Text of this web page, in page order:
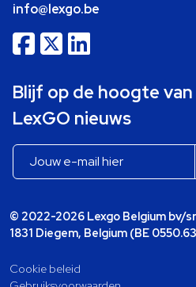
info@lexgo.be
Blijf op de hoogte
LexGO nieuws
© 2022-2026 Lexgo Belgium bv/
1831 Diegem, Belgium (BE
Cookie beleid